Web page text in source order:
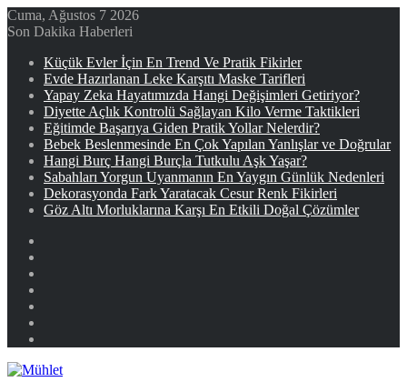
Cuma, Ağustos 7 2026
Son Dakika Haberleri
Küçük Evler İçin En Trend Ve Pratik Fikirler
Evde Hazırlanan Leke Karşıtı Maske Tarifleri
Yapay Zeka Hayatımızda Hangi Değişimleri Getiriyor?
Diyette Açlık Kontrolü Sağlayan Kilo Verme Taktikleri
Eğitimde Başarıya Giden Pratik Yollar Nelerdir?
Bebek Beslenmesinde En Çok Yapılan Yanlışlar ve Doğrular
Hangi Burç Hangi Burçla Tutkulu Aşk Yaşar?
Sabahları Yorgun Uyanmanın En Yaygın Günlük Nedenleri
Dekorasyonda Fark Yaratacak Cesur Renk Fikirleri
Göz Altı Morluklarına Karşı En Etkili Doğal Çözümler